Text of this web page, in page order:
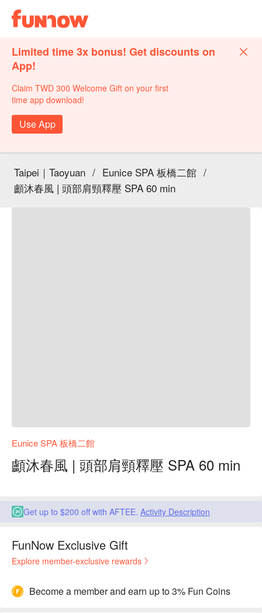
Limited time 3x bonus! Get discounts on
App!
Claim TWD 300 Welcome Gift on your first
time app download!
Use App
Taipei｜Taoyuan / Eunice SPA 板橋二館 /
顱沐春風 | 頭部肩頸釋壓 SPA 60 min
Eunice SPA 板橋二館
顱沐春風 | 頭部肩頸釋壓 SPA 60 min
Get up to $200 off with AFTEE. Activity Description
FunNow Exclusive Gift
Explore member-exclusive rewards
Become a member and earn up to 3% Fun Coins